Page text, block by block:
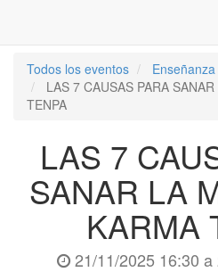
Todos los eventos
Enseñanza
LAS 7 CAUSAS PARA
TENPA
LAS 7
SANAR LA
KARMA
21/11/2025 16:30 a